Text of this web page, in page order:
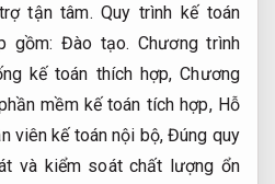
tận tâm. Quy trình kế toán
gồm: Đào tạo. Chương trình
kế toán thích hợp,Chương
mềm kế toán tích hợp, Hỗ
viên kế toán nội bộ,Đúng quy
và kiểm soát chất lượng ổn